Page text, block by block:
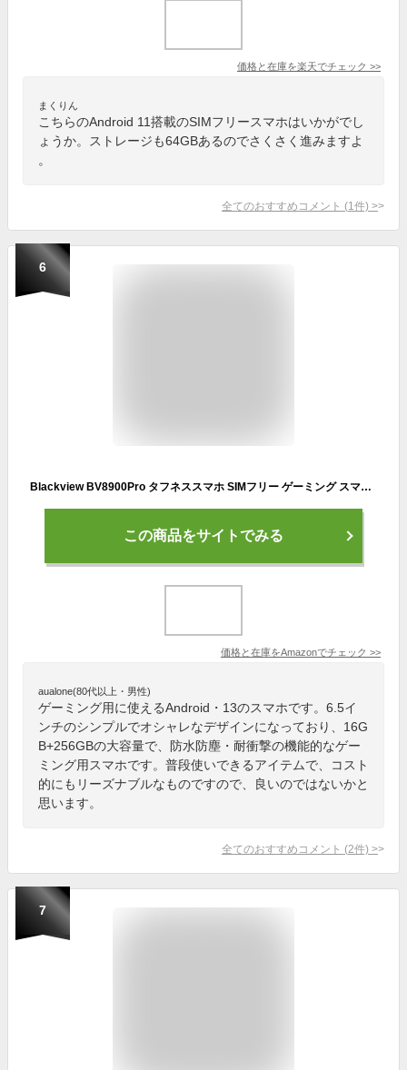
価格と在庫を楽天でチェック >>
まくりん
こちらのAndroid 11搭載のSIMフリースマホはいかがでし
ょうか。ストレージも64GBあるのでさくさく進みますよ
。
全てのおすすめコメント (1 件) >
6
Blackview BV8900Pro タフネススマホ SIMフリー ゲーミング スマホ 本体 16GB+256GB 2TB 拡張 10000mAh 大容量バッテリー 33W急速充電 120Hz 2.4Kディスプレイ 6.5インチ 64MP リアカメラ+ 16MP フロントカメラ 防水防塵耐衝撃 IP68 Android 13 指紋ロック解除・顔認識、OTG 、NFC 安全/実用/防災 グリーン
この商品をサイトでみる
価格と在庫をAmazonでチェック >>
aualone(80代以上・男性)
ゲーミング用に使えるAndroid・13のスマホです。6.5イ
ンチのシンプルでオシャレなデザインになっており、16G
B+256GBの大容量で、防水防塵・耐衝撃の機能的なゲー
ミング用スマホです。普段使いできるアイテムで、コスト
的にもリーズナブルなものですので、良いのではないかと
思います。
全てのおすすめコメント (2件) >
7